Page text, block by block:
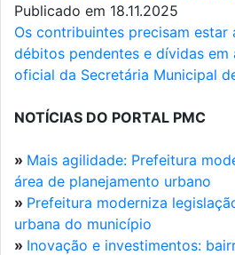
Publicado em 18.11.2025
Os contribuintes precisam
débitos pendentes e dívidas
oficial da Secretária Municipal
NOTÍCIAS DO PORTAL PMC
» Mais agilidade: Prefeitura
área de planejamento urbano
» Prefeitura moderniza
urbana do município
» Inovação e investimentos: